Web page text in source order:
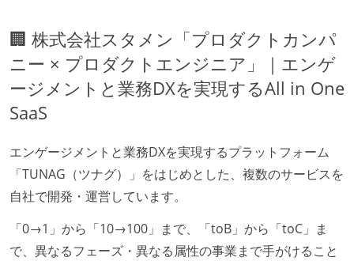
🏢 株式会社スタメン「プロダクトカンパ
ニー × プロダクトエンジニア」｜エンゲ
ージメントと業務DXを実現するAll in One
SaaS
エンゲージメントと業務DXを実現するプラットフォーム
「TUNAG（ツナグ）」をはじめとした、複数のサービスを
自社で開発・運営しています。
「0→1」から「10→100」まで、「toB」から「toC」ま
で、異なるフェーズ・異なる属性の事業まで手がけること